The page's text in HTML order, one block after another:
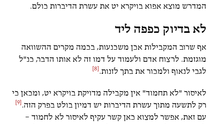
המדרש מוצא אפוא בויקרא יט את עשרת הדיברות כולם.
לא בדיוק כפפה ליד
אף שרוב המקבילות אכן משכנעות, בכמה מקרים ההשוואה
מוגזמת. לרצוח אדם ולעמוד על דמו זה לא אותו הדבר, כנ"ל
לגבי לנאוף ולמכור את בתך לזנות. [8]
לאיסור "לא תחמוד" אין מקבילה מדויקת בויקרא יט, ומכאן כי
רק לתשעה מתוך עשרת הדיברות יש דמיון בולט בפרק הזה. [9]
עם זאת, אפשר למצוא כאן קשר עקיף לאיסור לא לחמוד –